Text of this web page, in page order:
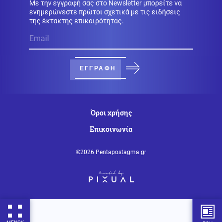
Πυρκαγιά σε ισόγειο κατάστημα στο Παλαιό Φάληρο
Κοινωνία 07.08.2026 - 22:12
Φίδι έκανε την εμφάνισή του σε Νοσοκομείο του
07.08.2026 - 22:05
κυρώσεων κατά της Ρωσίας από τη Γερουσία των
Ταινία τρόμου στον Ιλινόις των ΗΠΑ: 15χρονος
Με την εγγραφή σας στο Newsletter μπορείτε να
ενημερώνεστε πρώτοι σχετικά με τις ειδήσεις
της έκτακτης επικαιρότητας.
ΕΓΓΡΑΦΗ
Όροι χρήσης
Επικοινωνία
©2026 Pentapostagma.gr